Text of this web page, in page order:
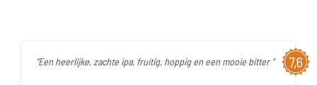
7,6
"Een heerlijke, zachte ipa, fruitig, hoppig en een mooie bitter "